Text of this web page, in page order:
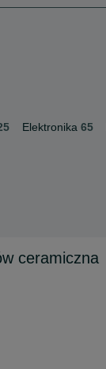
Elektronika 65
ceramiczna